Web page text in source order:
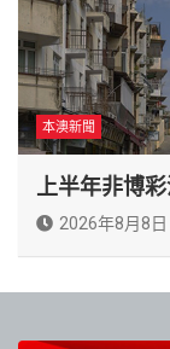
本澳新聞
上半年非博
2026年8月8日